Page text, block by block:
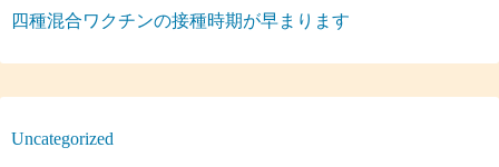
四種混合ワクチンの接種時期が早まります
Uncategorized